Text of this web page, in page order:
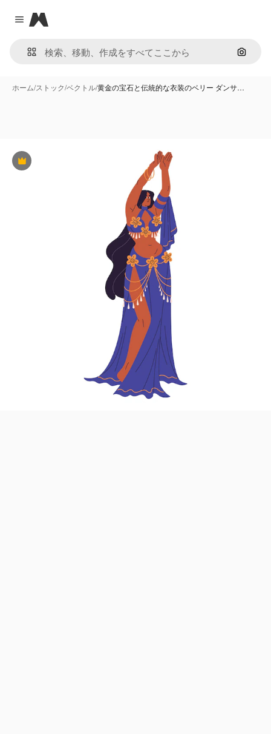
Close menu
Magnific
画像で
ホーム/ストック/ベクトル/黄金の宝石と伝統的な衣装のベリー ダンサ…
Premium